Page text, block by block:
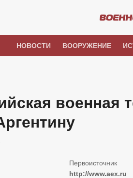
НОВОСТИ ВООРУЖЕНИЕ
военная
http://www.aex.ru